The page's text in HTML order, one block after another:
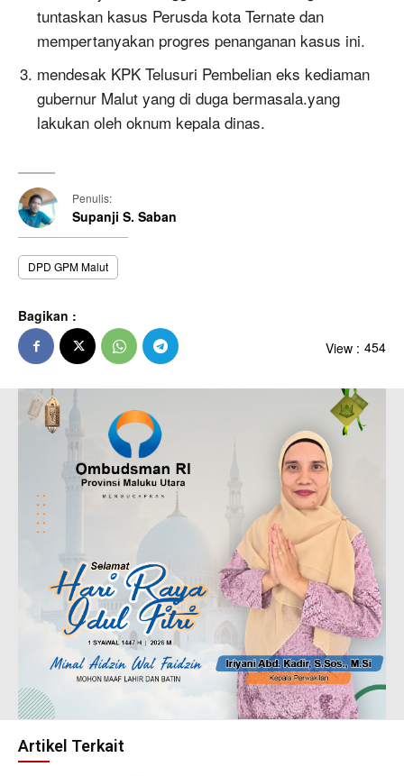
tuntaskan kasus Perusda kota Ternate dan
mempertanyakan progres penanganan kasus ini.
mendesak KPK Telusuri Pembelian eks kediaman
gubernur Malut yang di duga bermasala.yang
lakukan oleh oknum kepala dinas.
Penulis:
Supanji S. Saban
DPD GPM Malut
Bagikan :
View : 454
Artikel Terkait